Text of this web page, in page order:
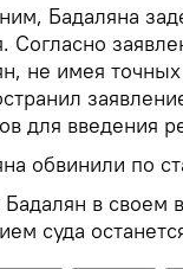
Бадаляна
Согласно
не имея
для введения
обвинили по
в своем
суда